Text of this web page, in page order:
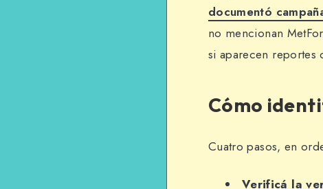
documentó
no mencionan
si aparecen reportes
Cómo
Cuatro pasos, en
Verificá la